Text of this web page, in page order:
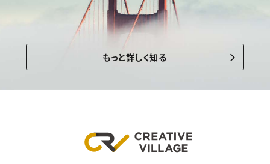
もっと詳しく知る